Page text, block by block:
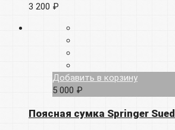
3 200 ₽
Добавить в корзину
5 000 ₽
Поясная сумка Springer